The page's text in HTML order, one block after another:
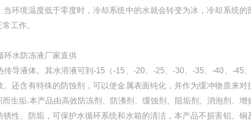
环境温度低于零度时，冷却系统中的水就会转变为冰，冷却系统的
工作。
导液体。其水溶液可到-15（-15、-20、-25、-30、-35、-40、-45
还含有特殊的防蚀剂，可以使金属表面钝化，并作为缓冲物质来对
生垢.本产品由高效防冻剂、防沸剂、缓蚀剂、阻垢剂、消泡剂、增
性、防垢，可保护水循环系统和水箱的清洁，本产品不损害铝、铜